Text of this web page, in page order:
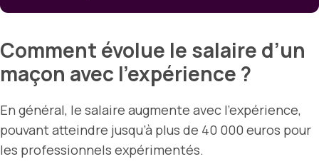
Comment évolue le salaire d’un
maçon avec l’expérience ?
En général, le salaire augmente avec l’expérience,
pouvant atteindre jusqu’à plus de 40 000 euros pour
les professionnels expérimentés.